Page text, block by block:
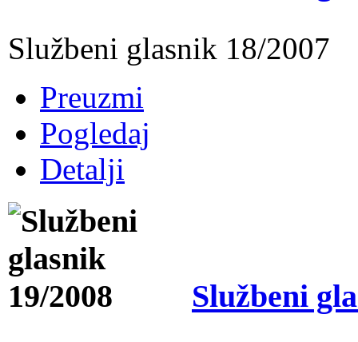
Službeni glasnik 18/2007
Preuzmi
Pogledaj
Detalji
Službeni